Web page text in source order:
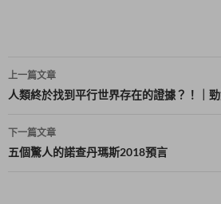
文
章
導
覽
上一篇文章
人類終於找到平行世界存在的證據？！｜
下一篇文章
五個驚人的諾查丹瑪斯2018預言